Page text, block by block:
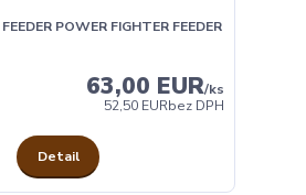
POWER FIGHTER FEEDER
63,00 EUR/ks
52,50 EURbez DPH
Detail